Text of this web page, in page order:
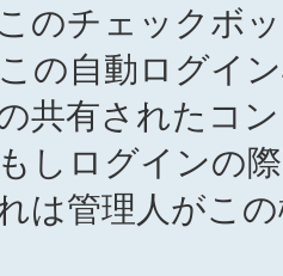
のチェックボ
の自動ログイ
共有されたコ
しログインの
は管理人がこ